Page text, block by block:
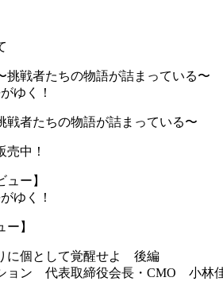
ゆく！
者たちの物語が詰まっている〜
売中！
ゆく！
ー】
に個として覚醒せよ 後編
ョン 代表取締役会長・CMO 小林